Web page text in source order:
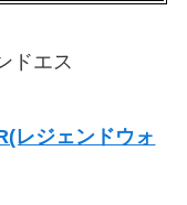
ドエス
レジェンドウォ